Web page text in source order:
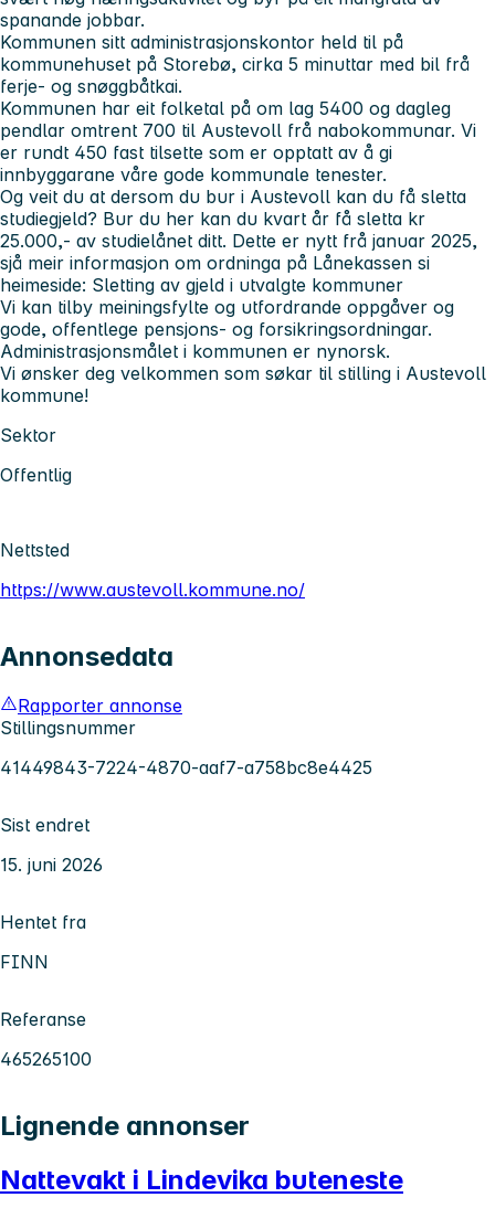
spanande jobbar.
Kommunen sitt administrasjonskontor held til på
kommunehuset på Storebø, cirka 5 minuttar med bil frå
ferje- og snøggbåtkai.
Kommunen har eit folketal på om lag 5400 og dagleg
pendlar omtrent 700 til Austevoll frå nabokommunar. Vi
er rundt 450 fast tilsette som er opptatt av å gi
innbyggarane våre gode kommunale tenester.
Og veit du at dersom du bur i Austevoll kan du få sletta
studiegjeld? Bur du her kan du kvart år få sletta kr
25.000,- av studielånet ditt. Dette er nytt frå januar 2025,
sjå meir informasjon om ordninga på Lånekassen si
heimeside: Sletting av gjeld i utvalgte kommuner
Vi kan tilby meiningsfylte og utfordrande oppgåver og
gode, offentlege pensjons- og forsikringsordningar.
Administrasjonsmålet i kommunen er nynorsk.
Vi ønsker deg velkommen som søkar til stilling i Austevoll
kommune!
Sektor
Offentlig
Nettsted
https://www.austevoll.kommune.no/
Annonsedata
Rapporter annonse
Stillingsnummer
41449843-7224-4870-aaf7-a758bc8e4425
Sist endret
15. juni 2026
Hentet fra
FINN
Referanse
465265100
Lignende annonser
Nattevakt i Lindevika buteneste